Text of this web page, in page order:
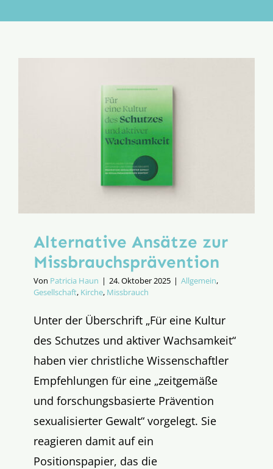
Aktion
Alternative Ansätze zur
Missbrauchs­prävention
Von Patricia Haun | 24. Oktober 2025 | Allgemein,
Gesellschaft, Kirche, Missbrauch
Unter der Überschrift „Für eine Kultur
des Schutzes und aktiver Wachsamkeit“
haben vier christliche Wissenschaftler
Empfehlungen für eine „zeitgemäße
und forschungsbasierte Prävention
sexualisierter Gewalt“ vorgelegt. Sie
reagieren damit auf ein
Positionspapier, das die